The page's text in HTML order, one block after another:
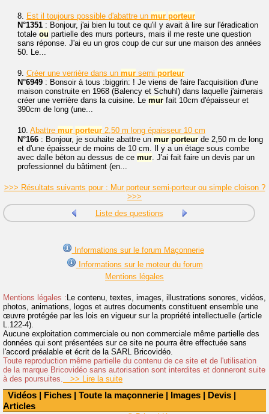
Vidéos | Fiches | Toute la maçonnerie | Images | Devis |
Articles
8. Est il toujours possible d'abattre un mur porteur
N°1351 : Bonjour, j'ai bien lu tout ce qu'il y avait à lire sur l'éradication
totale ou partielle des murs porteurs, mais il me reste une question
sans réponse. J'ai eu un gros coup de cur sur une maison des années
50. Le...
9. Créer une verrière dans un mur semi porteur
N°6949 : Bonsoir à tous :biggrin: ! Je viens de faire l'acquisition d'une
maison construite en 1968 (Balency et Schuhl) dans laquelle j'aimerais
créer une verrière dans la cuisine. Le mur fait 10cm d'épaisseur et
390cm de long (une...
10. Abattre mur porteur 2,50 m long épaisseur 10 cm
N°166 : Bonjour, je souhaite abattre un mur porteur de 2,50 m de long
et d'une épaisseur de moins de 10 cm. Il y a un étage sous combe
avec dalle béton au dessus de ce mur . J'ai fait faire un devis par un
professionnel du bâtiment (en...
>>> Résultats suivants pour : Mur porteur semi-porteur ou simple cloison ?
>>>
Liste des questions
Informations sur le forum Maçonnerie
Informations sur le moteur du forum
Mentions légales
Mentions légales : Le contenu, textes, images, illustrations sonores, vidéos,
photos, animations, logos et autres documents constituent ensemble une
œuvre protégée par les lois en vigueur sur la propriété intellectuelle (article
L.122-4).
Aucune exploitation commerciale ou non commerciale même partielle des
données qui sont présentées sur ce site ne pourra être effectuée sans
l'accord préalable et écrit de la SARL Bricovidéo.
Toute reproduction même partielle du contenu de ce site et de l'utilisation
de la marque Bricovidéo sans autorisation sont interdites et donneront suite
à des poursuites.
>> Lire la suite